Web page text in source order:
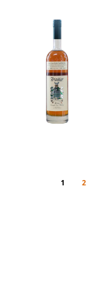
Seite
Zurück
Seite
1 2